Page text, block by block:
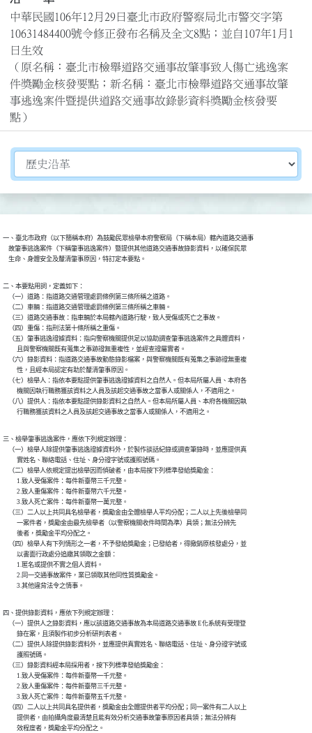
中華民國106年12月29日臺北市政府警察局北市警交字第
10631484400號令修正發布名稱及全文8點；並自107年1月1
日生效
（原名稱：臺北市檢舉道路交通事故肇事致人傷亡逃逸案
件獎勵金核發要點；新名稱：臺北市檢舉道路交通事故肇
事逃逸案件暨提供道路交通事故錄影資料獎勵金核發要
點）
切換選擇法規資訊內容
一、臺北市政府（以下簡稱本府）為鼓勵民眾檢舉本府警察局（下稱本局）轄內道路交通事
    故肇事逃逸案件（下稱肇事逃逸案件）暨提供其他道路交通事故錄影資料，以確保民眾
    生命、身體安全及釐清肇事原因，特訂定本要點。
二、本要點用詞，定義如下：
    （一）道路：指道路交通管理處罰條例第三條所稱之道路。
    （二）車輛：指道路交通管理處罰條例第三條所稱之車輛。
    （三）道路交通事故：指車輛於本局轄內道路行駛，致人受傷或死亡之事故。
    （四）重傷：指刑法第十條所稱之重傷。
    （五）肇事逃逸證據資料：指向警察機關提供足以協助調查肇事逃逸案件之具體資料，
          且與警察機關既有蒐集之事跡證無重複性，並經查證屬實者。
    （六）錄影資料：指道路交通事故動態錄影檔案，與警察機關既有蒐集之事跡證無重複
          性，且經本局認定有助於釐清肇事原因。
    （七）檢舉人：指依本要點提供肇事逃逸證據資料之自然人。但本局所屬人員、本府各
          機關因執行職務獲該資料之人員及該起交通事故之當事人或關係人，不適用之。
    （八）提供人：指依本要點提供錄影資料之自然人。但本局所屬人員、本府各機關因執
          行職務獲該資料之人員及該起交通事故之當事人或關係人，不適用之。
三、檢舉肇事逃逸案件，應依下列規定辦理：
    （一）檢舉人除提供肇事逃逸證據資料外，於製作談話紀錄或調查筆錄時，並應提供真
          實姓名、聯絡電話、住址、身分證字號或護照號碼。
    （二）檢舉人依規定提出檢舉因而偵破者，由本局按下列標準發給獎勵金：
          1.致人受傷案件：每件新臺幣三千元整。
          2.致人重傷案件：每件新臺幣六千元整。
          3.致人死亡案件：每件新臺幣一萬元整。
    （三）二人以上共同具名檢舉者，獎勵金由全體檢舉人平均分配；二人以上先後檢舉同
          一案件者，獎勵金由最先檢舉者（以警察機關收件時間為準）具領；無法分辨先
          後者，獎勵金平均分配之。
    （四）檢舉人有下列情形之一者，不予發給獎勵金；已發給者，得撤銷原核發處分，並
          以書面行政處分追繳其領取之金額：
          1.匿名或提供不實之個人資料。
          2.同一交通事故案件，業已領取其他同性質獎勵金。
          3.其他違背法令之情事。
四、提供錄影資料，應依下列規定辦理：
    （一）提供人之錄影資料，應以該道路交通事故為本局道路交通事故 E化系統有受理登
          錄在案，且須製作初步分析研判表者。
    （二）提供人除提供錄影資料外，並應提供真實姓名、聯絡電話、住址、身分證字號或
          護照號碼。
    （三）錄影資料經本局採用者，按下列標準發給獎勵金：
          1.致人受傷案件：每件新臺幣一千元整。
          2.致人重傷案件：每件新臺幣三千元整。
          3.致人死亡案件：每件新臺幣五千元整。
    （四）二人以上共同具名提供者，獎勵金由全體提供者平均分配；同一案件有二人以上
          提供者，由拍攝角度最清楚且能有效分析交通事故肇事原因者具領；無法分辨有
          效程度者，獎勵金平均分配之。